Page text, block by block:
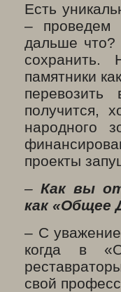
Есть
– проведем
дальше что?
сохранить.
памятники
получится,
народного
проекты
– Как вы
как «Общее
– С
когда в
свой